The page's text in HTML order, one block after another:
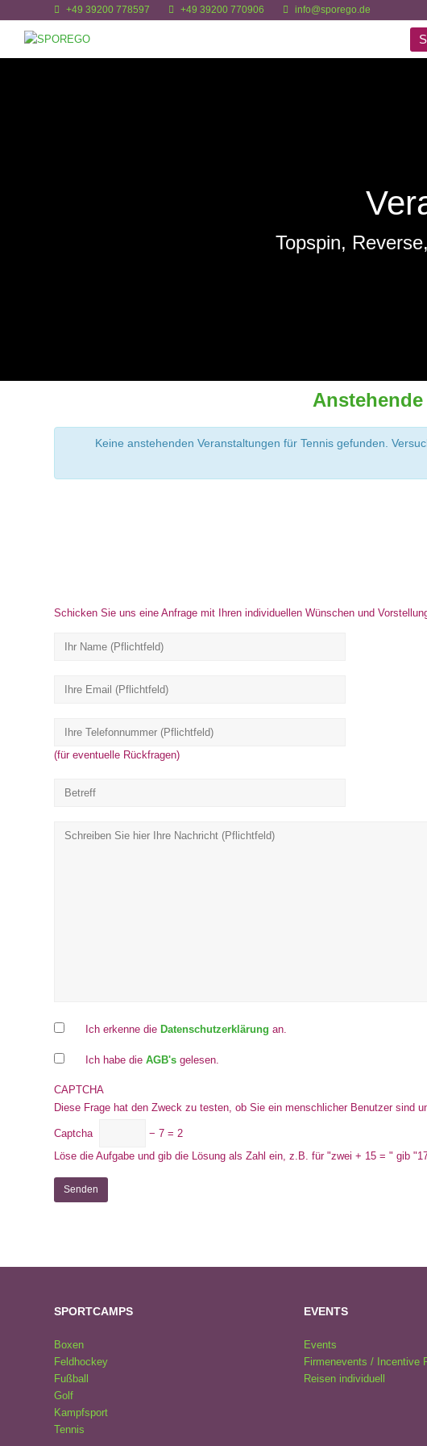
+49 39200 778597 +49 39200 770906 info@sporego.de
Topspin,
Keine anstehenden Veranstaltungen für Tennis gefunden.
Schicken Sie uns eine Anfrage mit Ihren individuellen Wünschen und
(für eventuelle Rückfragen)
Ich erkenne die Datenschutzerklärung an.
Ich habe die AGB'sgelesen.
CAPTCHA
Diese Frage hat den Zweck zu testen, ob Sie ein menschlicher Benutzer sind
Captcha
− 7 = 2
Löse die Aufgabe und gib die Lösung als Zahl ein, z.B. für "zwei + 15 = " gib
SPORTCAMPS
Boxen
Feldhockey
Fußball
Golf
Kampfsport
Tennis
EVENTS
Events
Firmenevents / Incentive
Reisen individuell